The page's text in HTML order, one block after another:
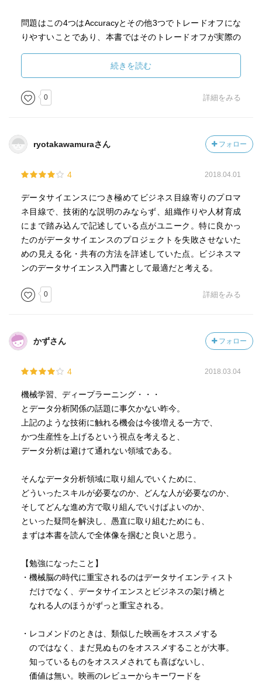
アルゴリズムの選定根拠をブラックボックス化させないこ
とが重要。ポイントは、B以外のすべてをはっきりさせて、
モデル選びの定跡（図表5-4）：まずは両立モデルにトライ
びにはトレードオフがあるので、チームで議論すること。
・Accuracy（精度）
・Coding/Construction（プログラミング作業、実装）：
・Speed（速度）
[Coding/Construction]
落とし穴①：プログラミング言語…既存モデルやAPIがある
のにゼロから作ってしまう。動くシステムが早く作れるこ
とを考えると、既存モデルやAPIの組み合わせとチューニン
の言語があらかじめ分かっていれば、初めからその言語で
こだわりすぎないこと。法令違反になる範囲は意外と狭
落とし穴③：チームマネジメント…AからEをしっかり共有
きないようにすること。
[Data（データ選定と整備）]
いかに優れたモデルを使っても、元のデータの選定と準備
加工が悪ければ、良い結果は出ない。今あるデータから何
タ」を得るには「その素材となるデータ」としてどういう
ものが必要かという逆算思考が、生産性の高いアプローチ
となる。
☆データ選びの基準
・Relevancy（関連性）
ごとに少なくとも百から数百は必要。
・Granularity（粒度）：測定密度を高めるか、データを
組み合わせるかのいずれかしかない。
・Cost Effectiveness（費用対効果）：
作業＝データクリーニングが分析時間の8割を占める。
[Execution（実行）]
データGM, データサイエンティスト、データエンジニアが
問題はこの4つはAccuracyとその他3つでトレードオフにな
りやすいことであり、本書ではそのトレードオフが実際の
の短いケーススタディを通じて仮想的に理解することがで
きる。
また実務上、非常に重要な作業だが軽視されがちなデータ
かつ具体的な解説がなされているなど、有用性が高い。
続きを読む
0 詳細をみる
ryotakawamuraさん フォロー
4 2018.04.01
データサイエンスにつき極めてビジネス目線寄りのプロマ
ネ目線で、技術的な説明のみならず、組織作りや人材育成
にまで踏み込んで記述している点がユニーク。特に良かっ
たのがデータサイエンスのプロジェクトを失敗させないた
めの見える化・共有の方法を詳述していた点。ビジネスマ
ンのデータサイエンス入門書として最適だと考える。
0 詳細をみる
かずさん フォロー
4 2018.03.04
機械学習、ディープラーニング・・・
とデータ分析関係の話題に事欠かない昨今。
上記のような技術に触れる機会は今後増える一方で、
かつ生産性を上げるという視点を考えると、
データ分析は避けて通れない領域である。
そんなデータ分析領域に取り組んでいくために、
どういったスキルが必要なのか、どんな人が必要なのか、
そしてどんな進め方で取り組んでいけばよいのか、
といった疑問を解決し、愚直に取り組むためにも、
まずは本書を読んで全体像を掴むと良いと思う。
【勉強になったこと】
・機械脳の時代に重宝されるのはデータサイエンティスト
だけでなく、データサイエンスとビジネスの架け橋と
なれる人のほうがずっと重宝される。
・レコメンドのときは、類似した映画をオススメする
のではなく、まだ見ぬものをオススメすることが大事。
知っているものをオススメされても喜ばないし、
価値は無い。映画のレビューからキーワードを